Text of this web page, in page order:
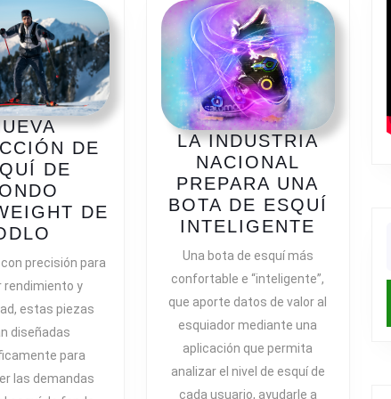
DE
DE
DE
COLECCIÓN
ESQUÍ
DE
FONDO
ZEROWEIGHT
DE
precisión para
rendimiento y
estas piezas
diseñadas
para
las demandas
LA INDUSTRIA
NACIONAL
PREPARA UNA
BOTA DE ESQUÍ
INTELIGENTE
UNA
BOTA
ESQUÍ
Una bota de esquí más
confortable e “inteligente”,
que aporte datos de valor al
esquiador mediante una
aplicación que permita
analizar el nivel de esquí de
cada usuario, ayudarle a